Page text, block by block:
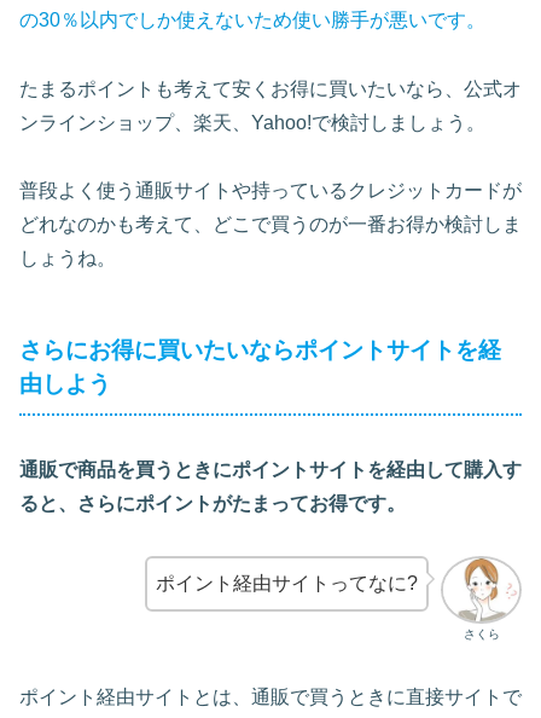
の30％以内でしか使えないため使い勝手が悪いです。
たまるポイントも考えて安くお得に買いたいなら、公式オ
ンラインショップ、楽天、Yahoo!で検討しましょう。
普段よく使う通販サイトや持っているクレジットカードが
どれなのかも考えて、どこで買うのが一番お得か検討しま
しょうね。
さらにお得に買いたいならポイントサイトを経
由しよう
通販で商品を買うときにポイントサイトを経由して購入す
ると、さらにポイントがたまってお得です。
さくら
ポイント経由サイトってなに?
ポイント経由サイトとは、通販で買うときに直接サイトで